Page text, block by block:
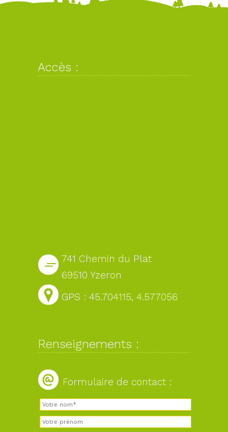
Accès :
741 Chemin du Plat
69510 Yzeron
GPS : 45.704115, 4.577056
Renseignements :
Formulaire de contact :